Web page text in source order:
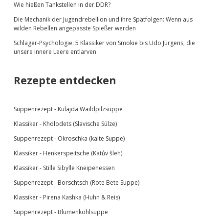
Wie hießen Tankstellen in der DDR?
Die Mechanik der Jugendrebellion und ihre Spätfolgen: Wenn aus
wilden Rebellen angepasste Spießer werden
Schlager-Psychologie: 5 Klassiker von Smokie bis Udo Jürgens, die
unsere innere Leere entlarven
Rezepte entdecken
Suppenrezept - Kulajda Waildpilzsuppe
Klassiker - Kholodets (Slavische Sülze)
Suppenrezept - Okroschka (kalte Suppe)
Klassiker - Henkerspeitsche (Katův šleh)
Klassiker - Stille Sibylle Kneipenessen
Suppenrezept - Borschtsch (Rote Bete Suppe)
Klassiker - Pirena Kashka (Huhn & Reis)
Suppenrezept - Blumenkohlsuppe